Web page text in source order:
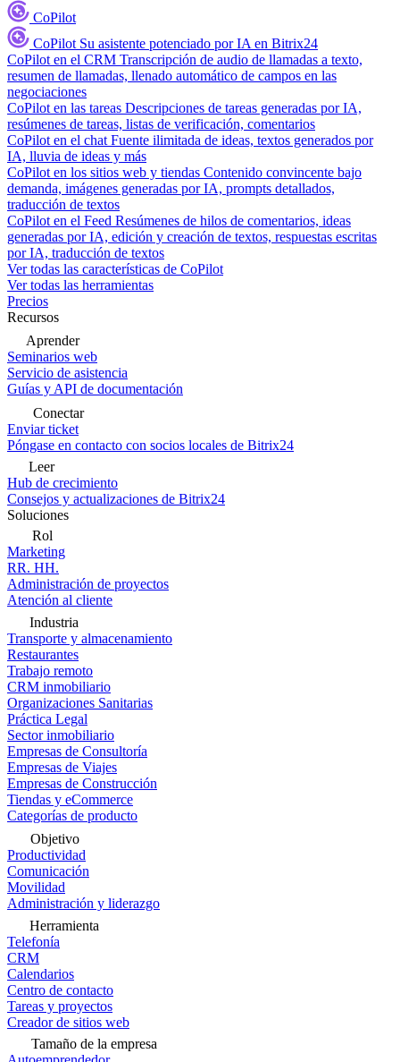
CoPilot
CoPilot Su asistente potenciado por IA en Bitrix24
CoPilot en el CRM Transcripción de audio de llamadas a texto,
resumen de llamadas, llenado automático de campos en las
negociaciones
CoPilot en las tareas Descripciones de tareas generadas por IA,
resúmenes de tareas, listas de verificación, comentarios
CoPilot en el chat Fuente ilimitada de ideas, textos generados por
IA, lluvia de ideas y más
CoPilot en los sitios web y tiendas Contenido convincente bajo
demanda, imágenes generadas por IA, prompts detallados,
traducción de textos
CoPilot en el Feed Resúmenes de hilos de comentarios, ideas
generadas por IA, edición y creación de textos, respuestas escritas
por IA, traducción de textos
Ver todas las características de CoPilot
Ver todas las herramientas
Precios
Recursos
Aprender
Seminarios web
Servicio de asistencia
Guías y API de documentación
Conectar
Enviar ticket
Póngase en contacto con socios locales de Bitrix24
Leer
Hub de crecimiento
Consejos y actualizaciones de Bitrix24
Soluciones
Rol
Marketing
RR. HH.
Administración de proyectos
Atención al cliente
Industria
Transporte y almacenamiento
Restaurantes
Trabajo remoto
CRM inmobiliario
Organizaciones Sanitarias
Práctica Legal
Sector inmobiliario
Empresas de Consultoría
Empresas de Viajes
Empresas de Construcción
Tiendas y eCommerce
Categorías de producto
Objetivo
Productividad
Comunicación
Movilidad
Administración y liderazgo
Herramienta
Telefonía
CRM
Calendarios
Centro de contacto
Tareas y proyectos
Creador de sitios web
Tamaño de la empresa